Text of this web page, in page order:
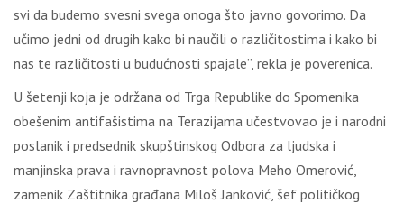
svi da budemo svesni svega onoga što javno govorimo. Da
učimo jedni od drugih kako bi naučili o različitostima i kako bi
nas te različitosti u budućnosti spajale”, rekla je poverenica.
U šetenji koja je održana od Trga Republike do Spomenika
obešenim antifašistima na Terazijama učestvovao je i narodni
poslanik i predsednik skupštinskog Odbora za ljudska i
manjinska prava i ravnopravnost polova Meho Omerović,
zamenik Zaštitnika građana Miloš Janković, šef političkog